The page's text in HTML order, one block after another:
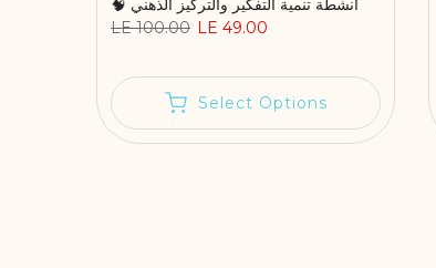
🧠 أنشطة تنمية التفكير والتركيز الذهني
LE 100.00 LE 49.00
Select Options